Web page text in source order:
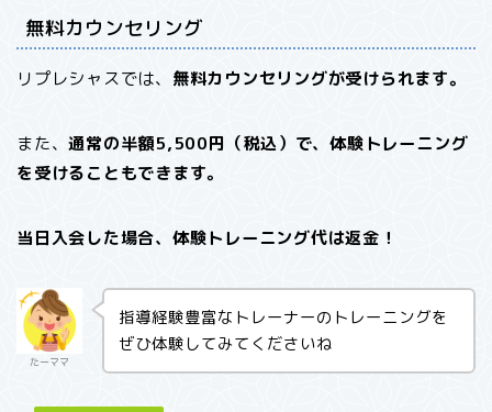
無料カウンセリング
リプレシャスでは、 無料カウンセリングが受けられます。
また、通常の半額5,500円（税込）で、体験トレーニング
を受けることもできます。
当日入会した場合、体験トレーニング代は返金！
たーママ
指導経験豊富なトレーナーのトレーニングを
ぜひ体験してみてくださいね